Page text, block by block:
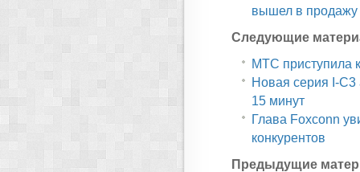
вышел в продажу
Следующие
МТС приступила
Новая серия I-C3
15 минут
Глава Foxconn
конкурентов
Предыдущие